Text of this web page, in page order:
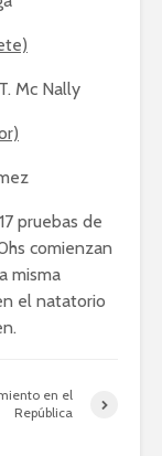
Mc Nally
pruebas de
comienzan
misma
el natatorio
en el
República